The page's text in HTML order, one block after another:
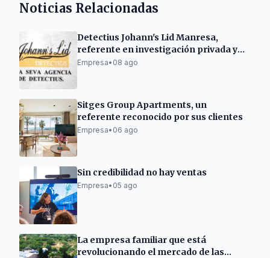
Noticias Relacionadas
Detectius Johann's Lid Manresa,
referente en investigación privada y
criminología
Empresa• 08 ago
Sitges Group Apartments, un
referente reconocido por sus clientes
Empresa• 06 ago
Sin credibilidad no hay ventas
Empresa• 05 ago
La empresa familiar que está
revolucionando el mercado de las